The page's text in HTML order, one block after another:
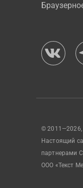
© 2011—2026,
Настоящий
партнерами
ООО «Текст